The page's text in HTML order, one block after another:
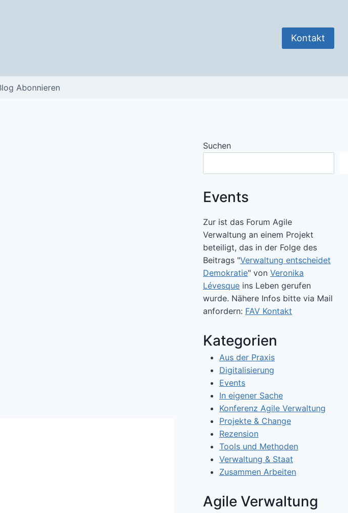
Kontakt
Abonnieren
Suchen
Events
Zur ist das Forum Agile
Verwaltung an einem Projekt
beteiligt, das in der Folge des
Beitrags "Verwaltung entscheidet
Demokratie" von Veronika
Lévesque ins Leben gerufen
wurde. Nähere Infos bitte via Mail
anfordern: FAV Kontakt
Kategorien
Aus der Praxis
Digitalisierung
Events
In eigener Sache
Konferenz Agile Verwaltung
Projekte & Change
Rezension
Tools und Methoden
Verwaltung & Staat
Zusammen Arbeiten
Agile Verwaltung